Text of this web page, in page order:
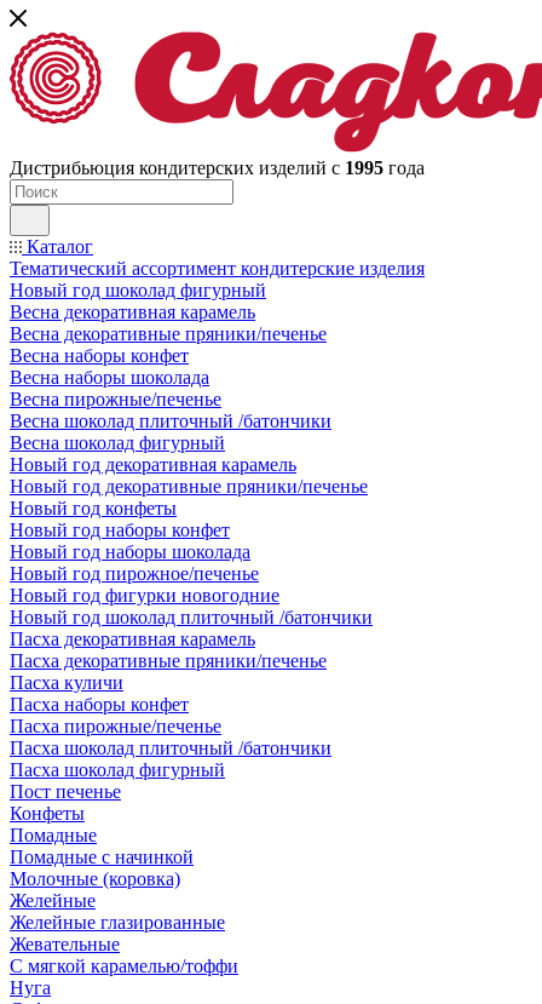
Дистрибьюция кондитерских изделий с 1995 года
Каталог
Тематический ассортимент кондитерские изделия
Новый год шоколад фигурный
Весна декоративная карамель
Весна декоративные пряники/печенье
Весна наборы конфет
Весна наборы шоколада
Весна пирожные/печенье
Весна шоколад плиточный /батончики
Весна шоколад фигурный
Новый год декоративная карамель
Новый год декоративные пряники/печенье
Новый год конфеты
Новый год наборы конфет
Новый год наборы шоколада
Новый год пирожное/печенье
Новый год фигурки новогодние
Новый год шоколад плиточный /батончики
Пасха декоративная карамель
Пасха декоративные пряники/печенье
Пасха куличи
Пасха наборы конфет
Пасха пирожные/печенье
Пасха шоколад плиточный /батончики
Пасха шоколад фигурный
Пост печенье
Конфеты
Помадные
Помадные с начинкой
Молочные (коровка)
Желейные
Желейные глазированные
Жевательные
С мягкой карамелью/тоффи
Нуга